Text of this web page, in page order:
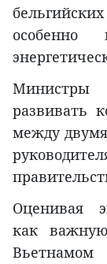
особенно
Министры
развивать
между
Оценивая
как